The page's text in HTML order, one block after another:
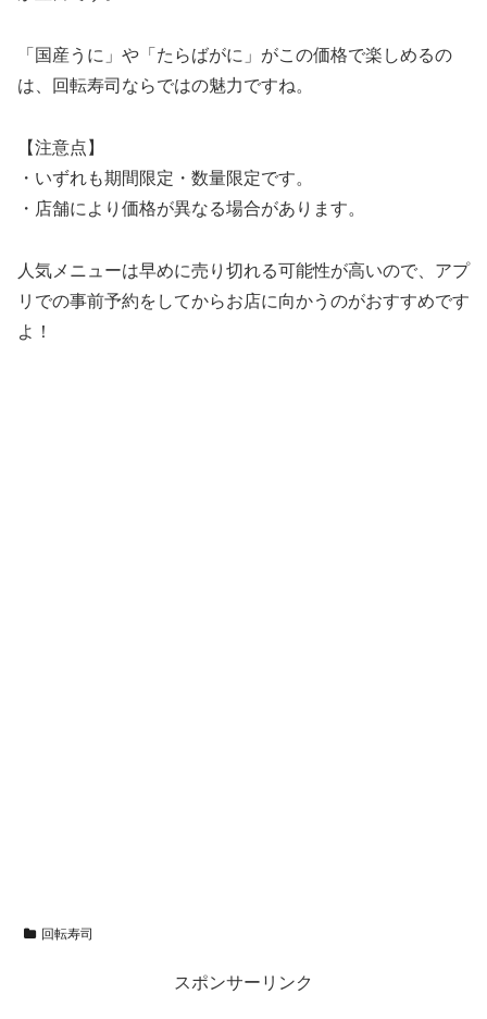
「国産うに」や「たらばがに」がこの価格で楽しめるの
は、回転寿司ならではの魅力ですね。
【注意点】
・いずれも期間限定・数量限定です。
・店舗により価格が異なる場合があります。
人気メニューは早めに売り切れる可能性が高いので、アプ
リでの事前予約をしてからお店に向かうのがおすすめです
よ！
回転寿司
スポンサーリンク